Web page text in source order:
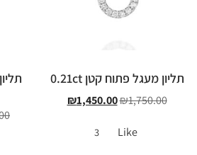
תליון מעגל פתוח קטן 0.21ct
₪1,750.00
₪1,450.00
Like
3